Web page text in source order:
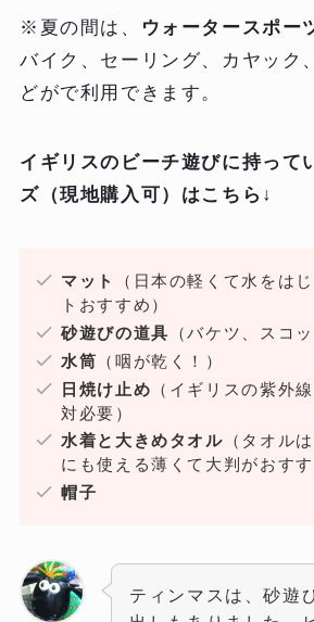
※夏の間は、 ウォータースポー
バイク、セーリング、カヤック
どがで利用できます。
イギリスのビーチ遊びに持って
ズ（現地購入可）はこちら↓
マット
（日本の軽くて水をは
トおすすめ）
砂遊びの道具
（バケツ、スコ
水筒 （咽が乾く！）
日焼け止め （イギリスの紫外
対必要）
水着と大きめタオル （タオル
にも使える薄くて大判がおすす
帽子
ティンマスは、砂遊